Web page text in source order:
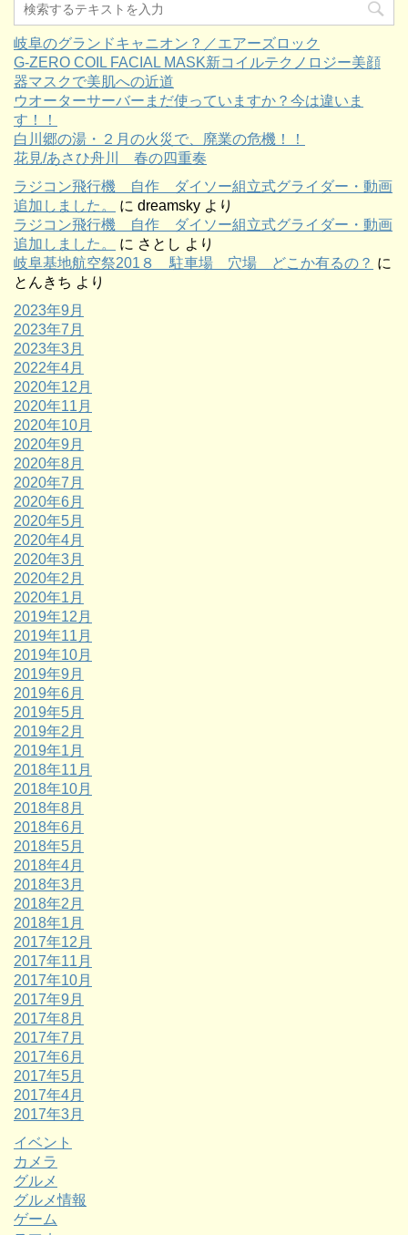
岐阜のグランドキャニオン？／エアーズロック
G-ZERO COIL FACIAL MASK新コイルテクノロジー美顔
器マスクで美肌への近道
ウオーターサーバーまだ使っていますか？今は違いま
す！！
白川郷の湯・２月の火災で、廃業の危機！！
花見/あさひ舟川 春の四重奏
ラジコン飛行機 自作 ダイソー組立式グライダー・動画
追加しました。
に dreamsky より
ラジコン飛行機 自作 ダイソー組立式グライダー・動画
追加しました。
に さとし より
岐阜基地航空祭201８ 駐車場 穴場 どこか有るの？ に
とんきち より
2023年9月
2023年7月
2023年3月
2022年4月
2020年12月
2020年11月
2020年10月
2020年9月
2020年8月
2020年7月
2020年6月
2020年5月
2020年4月
2020年3月
2020年2月
2020年1月
2019年12月
2019年11月
2019年10月
2019年9月
2019年6月
2019年5月
2019年2月
2019年1月
2018年11月
2018年10月
2018年8月
2018年6月
2018年5月
2018年4月
2018年3月
2018年2月
2018年1月
2017年12月
2017年11月
2017年10月
2017年9月
2017年8月
2017年7月
2017年6月
2017年5月
2017年4月
2017年3月
イベント
カメラ
グルメ
グルメ情報
ゲーム